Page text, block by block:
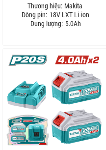
Thương hiệu: Makita
Dòng pin: 18V LXT Li-ion
Dung lượng: 5.0Ah